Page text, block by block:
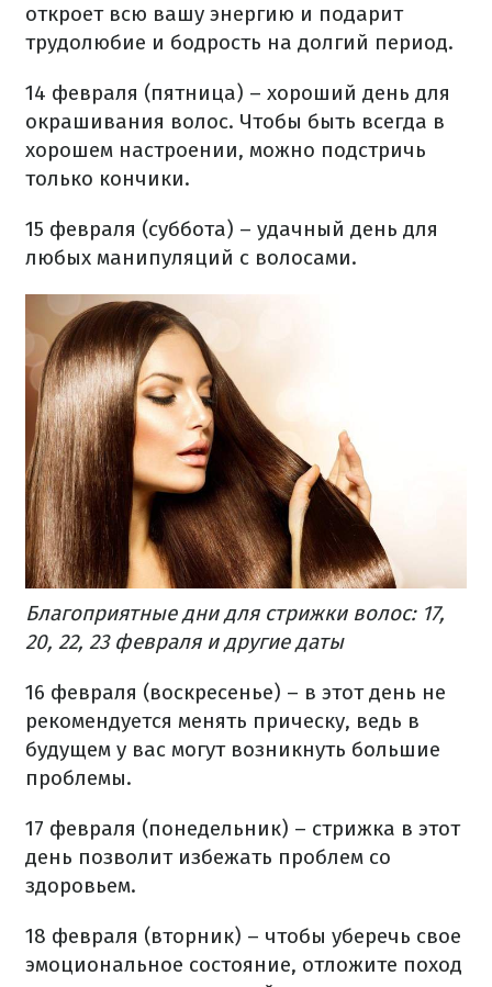
откроет всю вашу энергию и подарит
трудолюбие и бодрость на долгий период.
14 февраля (пятница) – хороший день для
окрашивания волос. Чтобы быть всегда в
хорошем настроении, можно подстричь
только кончики.
15 февраля (суббота) – удачный день для
любых манипуляций с волосами.
Благоприятные дни для стрижки волос: 17,
20, 22, 23 февраля и другие даты
16 февраля (воскресенье) – в этот день не
рекомендуется менять прическу, ведь в
будущем у вас могут возникнуть большие
проблемы.
17 февраля (понедельник) – стрижка в этот
день позволит избежать проблем со
здоровьем.
18 февраля (вторник) – чтобы уберечь свое
эмоциональное состояние, отложите поход